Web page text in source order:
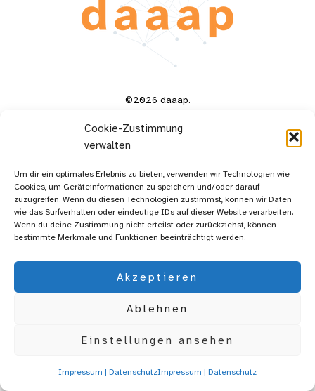
Cookie-Zustimmung
verwalten
Um dir ein optimales Erlebnis zu bieten, verwenden wir Technologien wie
Cookies, um Geräteinformationen zu speichern und/oder darauf
zuzugreifen. Wenn du diesen Technologien zustimmst, können wir Daten
wie das Surfverhalten oder eindeutige IDs auf dieser Website verarbeiten.
Wenn du deine Zustimmung nicht erteilst oder zurückziehst, können
bestimmte Merkmale und Funktionen beeinträchtigt werden.
Akzeptieren
Ablehnen
Einstellungen ansehen
Impressum | DatenschutzImpressum | Datenschutz
©2026 daaap.